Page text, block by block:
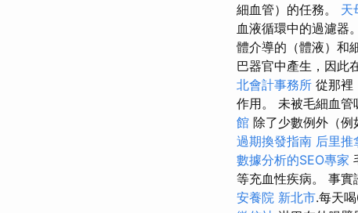
細血管）的任務。 天
血液循環中的過濾器。
體介導的（體液）和
巴器官中產生，因此
北會計事務所 從那裡
作用。 未被毛細血管
館 除了少數例外（例
過期換發指南 后里推
數據分析的SEO專家
等充血性疾病。 事
安養院 新北市.每天